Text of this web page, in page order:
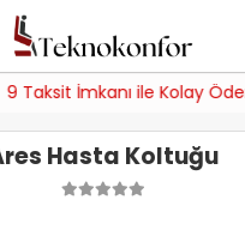
Taksit İmkanı ile Kolay
Hasta Koltuğu